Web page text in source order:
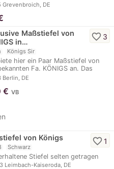
Grevenbroich, DE
Maßstiefel von
in…
Königs Sir
hier ein Paar Maßstiefel von
Fa. KÖNIGS an. Das
SIR…
Berlin, DE
favorite_border 3
€ VB
von Königs
Schwarz
Stiefel selten getragen
Leimbach-Kaiseroda, DE
favorite_border1